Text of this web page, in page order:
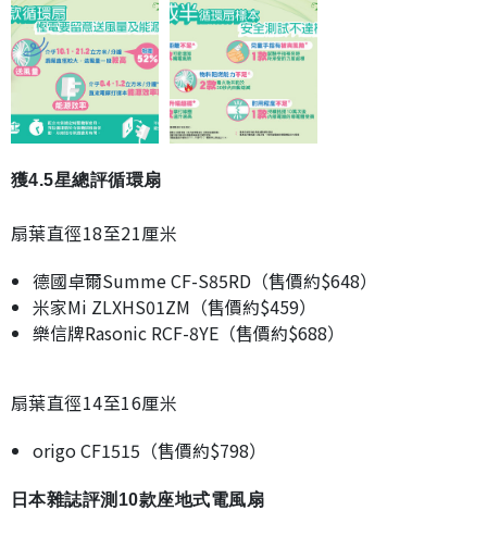
獲4.5星總評循環扇
扇葉直徑18至21厘米
德國卓爾Summe CF-S85RD（售價約$648）
米家Mi ZLXHS01ZM（售價約$459）
樂信牌Rasonic RCF-8YE（售價約$688）
扇葉直徑14至16厘米
origo CF1515（售價約$798）
日本雜誌評測10款座地式電風扇